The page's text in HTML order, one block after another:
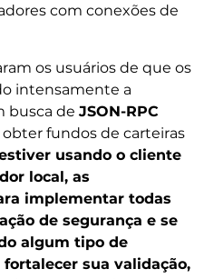
com conexões de
os usuários de que os
intensamente a
busca de JSON-RPC
fundos de carteiras
usando o cliente
local, as
implementar todas
de segurança e se
algum tipo de
sua validação,